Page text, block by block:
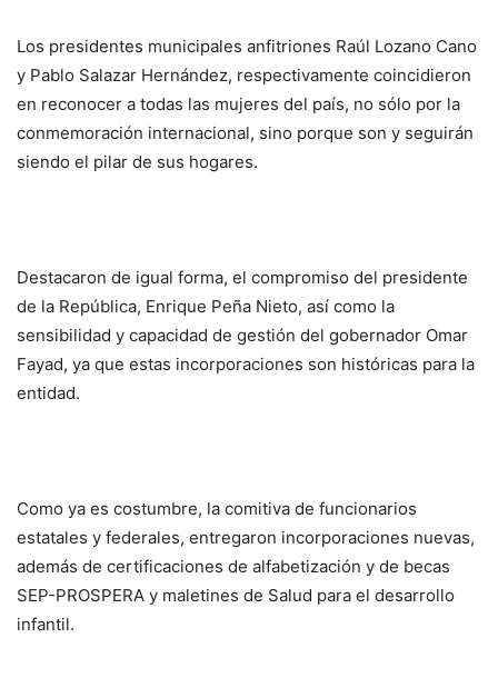
Los presidentes municipales anfitriones Raúl Lozano Cano
y Pablo Salazar Hernández, respectivamente coincidieron
en reconocer a todas las mujeres del país, no sólo por la
conmemoración internacional, sino porque son y seguirán
siendo el pilar de sus hogares.
Destacaron de igual forma, el compromiso del presidente
de la República, Enrique Peña Nieto, así como la
sensibilidad y capacidad de gestión del gobernador Omar
Fayad, ya que estas incorporaciones son históricas para la
entidad.
Como ya es costumbre, la comitiva de funcionarios
estatales y federales, entregaron incorporaciones nuevas,
además de certificaciones de alfabetización y de becas
SEP-PROSPERA y maletines de Salud para el desarrollo
infantil.